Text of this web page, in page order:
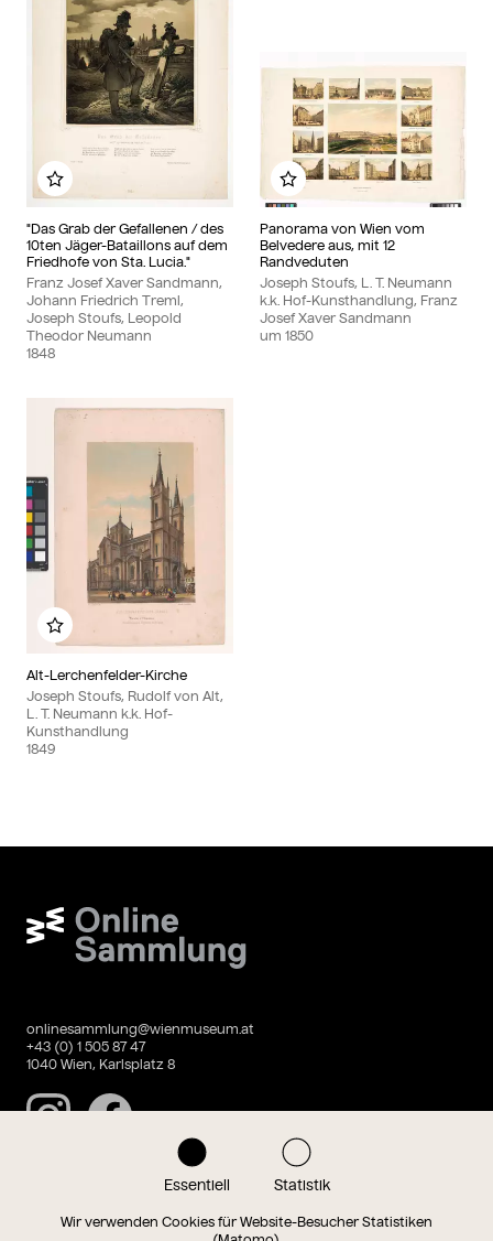
Essentiell Statistik
Wir verwenden Cookies für Website-Besucher Statistiken
"Das Grab der Gefallenen / des
10ten Jäger-Bataillons auf dem
Friedhofe von Sta. Lucia."
Franz Josef Xaver Sandmann,
Johann Friedrich Treml,
Joseph Stoufs, Leopold
Theodor Neumann
1848
Zu meinem Album hinzufügen
Panorama von Wien vom
Belvedere aus, mit 12
Randveduten
Joseph Stoufs, L. T. Neumann
k.k. Hof-Kunsthandlung, Franz
Josef Xaver Sandmann
um 1850
Zu meinem Album
Alt-Lerchenfelder-Kirche
Joseph Stoufs, Rudolf von Alt,
L. T. Neumann k.k. Hof-
Kunsthandlung
1849
Zu meinem Album hinzufügen
Wien Museum Online Sammlung
onlinesammlung@wienmuseum.at
+43 (0) 1 505 87 47
1040 Wien, Karlsplatz 8
InstagramFacebook